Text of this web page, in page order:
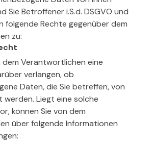
Sie Betroffener i.S.d. DSGVO und
folgende Rechte gegenüber dem
zu:
dem Verantwortlichen eine
verlangen, ob
Daten, die Sie betreffen, von
Liegt eine solche
können Sie von dem
über folgende Informationen